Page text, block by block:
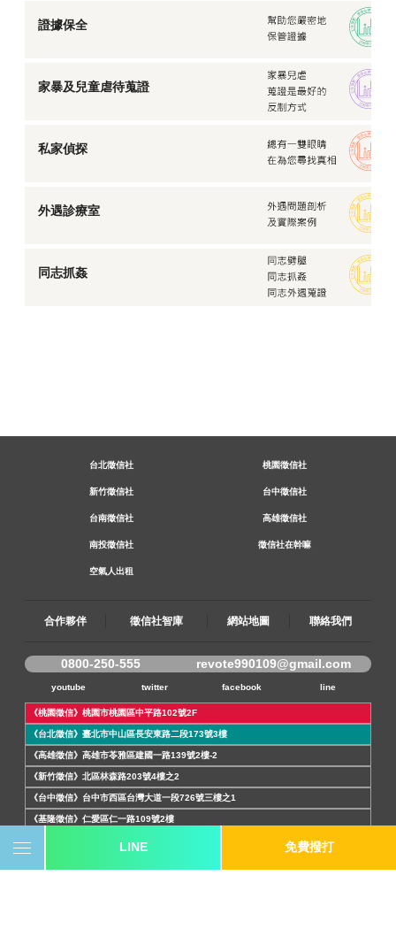
證據保全
家暴及兒童虐待蒐證
私家偵探
外遇診療室
同志抓姦
LINE 免費撥打
台北徵信社 桃園徵信社
新竹徵信社 台中徵信社
台南徵信社 高雄徵信社
南投徵信社 徵信社在幹嘛
空氣人出租
合作夥伴 徵信社智庫 網站地圖 聯絡我們
0800-250-555 revote990109@gmail.com
youtube twitter facebook line
《桃園徵信》桃園市桃園區中平路102號2F
《台北徵信》臺北市中山區長安東路二段173號3樓
《高雄徵信》高雄市苓雅區建國一路139號2樓-2
《新竹徵信》北區林森路203號4樓之2
《台中徵信》台中市西區台灣大道一段726號三樓之1
《基隆徵信》仁愛區仁一路109號2樓
《香港徵信》100 Queen's Road Central,6th,12th,&15th Floors,Central
《日本徵信》30/F Shinjuku Park Tower,3-7-1 Nishi-Shinjuku,Shinjuku-
ku,Tokyo,163-1030